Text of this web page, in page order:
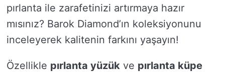
pırlanta ile zarafetinizi artırmaya hazır
mısınız? Barok Diamond’ın koleksiyonunu
inceleyerek kalitenin farkını yaşayın!
Özellikle pırlanta yüzük ve pırlanta küpe